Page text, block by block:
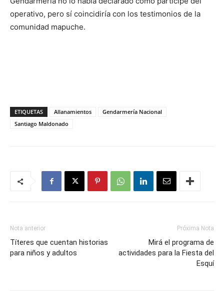
operativo, pero sí coincidiría con los testimonios de la
comunidad mapuche.
ETIQUETAS Allanamientos
Gendarmería Nacional
Santiago Maldonado
Nota anterior
Títeres que cuentan historias
para niños y adultos
Próxima Nota
Mirá el programa de
actividades para la Fiesta del
Esquí